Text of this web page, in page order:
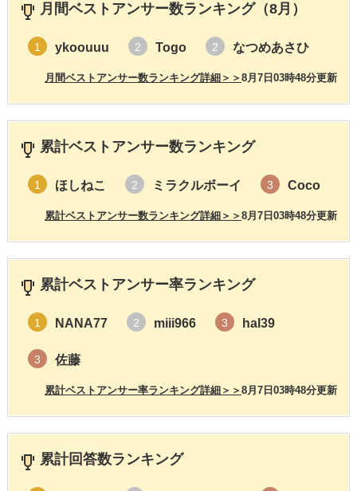
月間ベストアンサー数ランキング（8月）
1 ykoouuu 2 Togo 2 なつめあさひ
8月7日03時48分更新
月間ベストアンサー数ランキング詳細＞＞
累計ベストアンサー数ランキング
1 ほしねこ 2 ミラクルボーイ 3 Coco
8月7日03時48分更新
累計ベストアンサー数ランキング詳細＞＞
累計ベストアンサー率ランキング
1 NANA77 2 miii966 3 hal39
3 佐藤
8月7日03時48分更新
累計ベストアンサー率ランキング詳細＞＞
累計回答数ランキング